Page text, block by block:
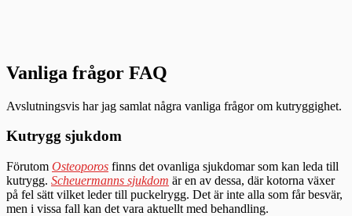
Vanliga frågor FAQ
Avslutningsvis har jag samlat några vanliga frågor om kutryggighet.
Kutrygg sjukdom
Förutom Osteoporos finns det ovanliga sjukdomar som kan leda till
kutrygg. Scheuermanns sjukdom är en av dessa, där kotorna växer
på fel sätt vilket leder till puckelrygg. Det är inte alla som får besvär,
men i vissa fall kan det vara aktuellt med behandling.